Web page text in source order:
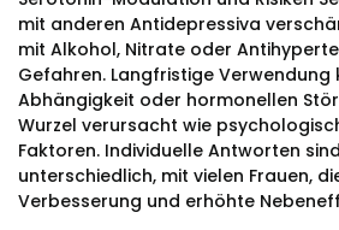
mit anderen Antidepressiva
mit Alkohol, Nitrate oder
Gefahren. Langfristige Verwendung
Abhängigkeit oder hormonellen
Wurzel verursacht wie
Faktoren. Individuelle Antworten
unterschiedlich, mit vielen Frauen,
Verbesserung und erhöhte